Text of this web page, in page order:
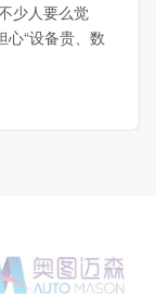
少人要么觉
心“设备贵、数